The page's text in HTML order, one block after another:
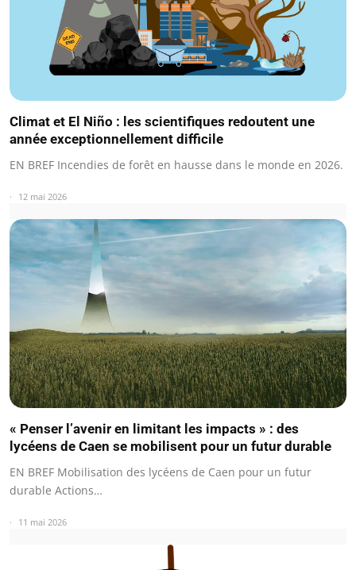
Climat et El Niño : les scientifiques redoutent une
année exceptionnellement difficile
EN BREF Incendies de forêt en hausse dans le monde en 2026.
12 mai 2026
« Penser l’avenir en limitant les impacts » : des
lycéens de Caen se mobilisent pour un futur durable
EN BREF Mobilisation des lycéens de Caen pour un futur
durable Actions…
11 mai 2026